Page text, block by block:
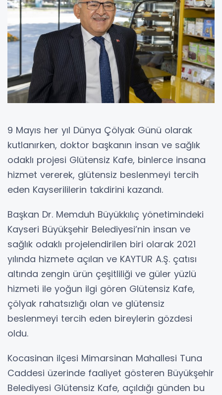
9 Mayıs her yıl Dünya Çölyak Günü olarak
kutlanırken, doktor başkanın insan ve sağlık
odaklı projesi Glütensiz Kafe, binlerce insana
hizmet vererek, glütensiz beslenmeyi tercih
eden Kayserililerin takdirini kazandı.
Başkan Dr. Memduh Büyükkılıç yönetimindeki
Kayseri Büyükşehir Belediyesi’nin insan ve
sağlık odaklı projelendirilen biri olarak 2021
yılında hizmete açılan ve KAYTUR A.Ş. çatısı
altında zengin ürün çeşitliliği ve güler yüzlü
hizmeti ile yoğun ilgi gören Glütensiz Kafe,
çölyak rahatsızlığı olan ve glütensiz
beslenmeyi tercih eden bireylerin gözdesi
oldu.
Kocasinan ilçesi Mimarsinan Mahallesi Tuna
Caddesi üzerinde faaliyet gösteren Büyükşehir
Belediyesi Glütensiz Kafe, açıldığı günden bu